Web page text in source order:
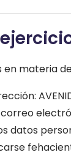
materia
correo
datos